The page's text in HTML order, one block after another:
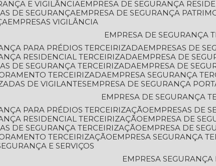
E VIGILÂNCIA
EMPRESA DE SEGURANÇA
DE SEGURANÇA
EMPRESA DE SEGURANÇA
EMPRESAS VIGILÂNCIA
EMPRESA DE SEGURANÇA
PARA PRÉDIOS TERCEIRIZADA
EMPRESAS DE
RESIDENCIAL TERCEIRIZADA
EMPRESA DE
DE SEGURANÇA TERCEIRIZADA
EMPRESA DE
TERCEIRIZADA
EMPRESA SEGURANÇA
DE VIGILANTES
EMPRESA DE SEGURANÇA
EMPRESA DE SEGURANÇA
PARA PRÉDIOS TERCEIRIZAÇÃO
EMPRESAS DE
RESIDENCIAL TERCEIRIZAÇÃO
EMPRESA DE
DE SEGURANÇA TERCEIRIZAÇÃO
EMPRESA DE
TERCEIRIZAÇÃO
EMPRESA SEGURANÇA
E SERVIÇOS
EMPRESA